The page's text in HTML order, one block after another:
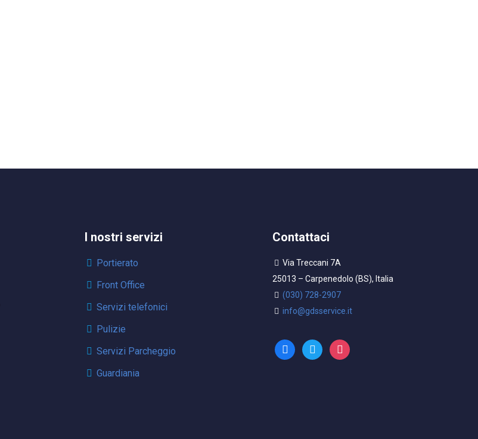
I nostri servizi
Portierato
Front Office
Servizi telefonici
Pulizie
Servizi Parcheggio
Guardiania
Contattaci
Via Treccani 7A
25013 – Carpenedolo (BS), Italia
(030) 728-2907
info@gdsservice.it
facebooktwitter instagram